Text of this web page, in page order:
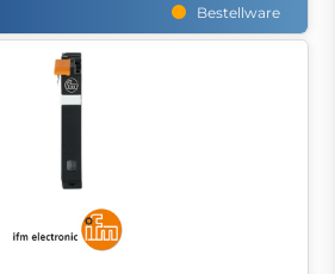
Bestellware